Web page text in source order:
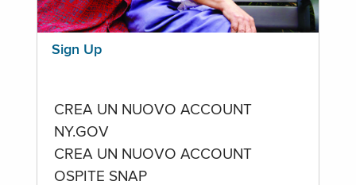
Sign Up
CREA UN NUOVO ACCOUNT
NY.GOV
CREA UN NUOVO ACCOUNT
OSPITE SNAP